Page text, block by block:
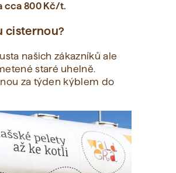
cca 800 Kč/t.
cisternou?
našich zákazníků ale
staré uhelně.
za týden kýblem do